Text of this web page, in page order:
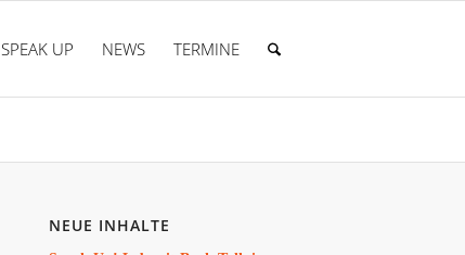
SPEAK UP NEWS TERMINE
NEUE INHALTE